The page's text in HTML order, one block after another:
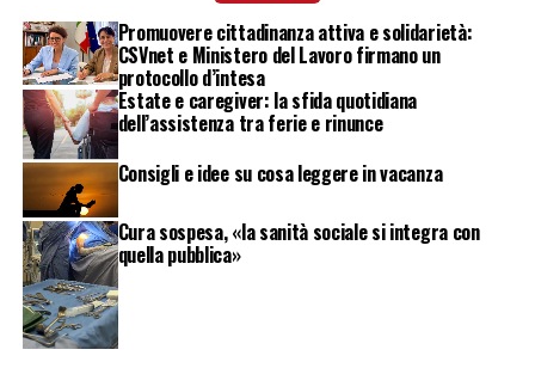
Promuovere cittadinanza attiva e solidarietà:
CSVnet e Ministero del Lavoro firmano un
protocollo d’intesa
Estate e caregiver: la sfida quotidiana
dell’assistenza tra ferie e rinunce
Consigli e idee su cosa leggere in vacanza
Cura sospesa, «la sanità sociale si integra con
quella pubblica»